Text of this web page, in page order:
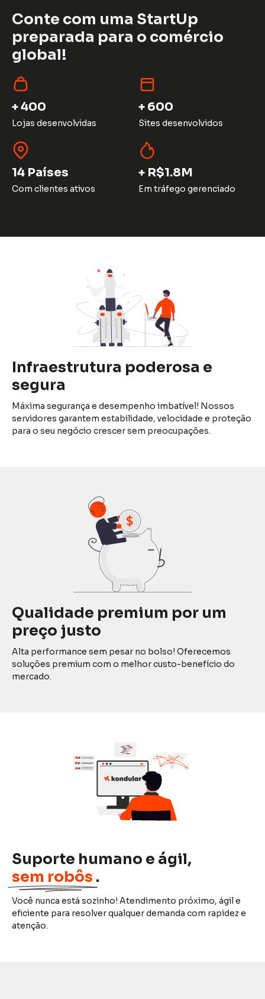
Conte com uma StartUp
preparada para o comércio
global!
+ 400
Lojas desenvolvidas
+ 600
Sites desenvolvidos
14 Países
Com clientes ativos
+ R$1.8M
Em tráfego gerenciado
Infraestrutura poderosa e
segura
Máxima segurança e desempenho imbatível! Nossos
servidores garantem estabilidade, velocidade e proteção
para o seu negócio crescer sem preocupações.
Qualidade premium por um
preço justo
Alta performance sem pesar no bolso! Oferecemos
soluções premium com o melhor custo-benefício do
mercado.
Suporte humano e ágil,
sem robôs .
Você nunca está sozinho! Atendimento próximo, ágil e
eficiente para resolver qualquer demanda com rapidez e
atenção.